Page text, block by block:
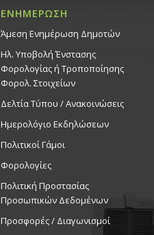
ΕΝΗΜΕΡΩΣΗ
Άμεση Ενημέρωση Δημοτών
Ηλ. Υποβολή Ένστασης
Φορολογίας ή Τροποποίησης
Φορολ. Στοιχείων
Δελτία Τύπου / Ανακοινώσεις
Ημερολόγιο Εκδηλώσεων
Πολιτικοί Γάμοι
Φορολογίες
Πολιτική Προστασίας
Προσωπικών Δεδομένων
Προσφορές / Διαγωνισμοί